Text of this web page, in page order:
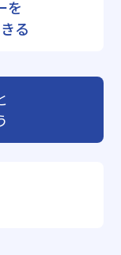
を
る